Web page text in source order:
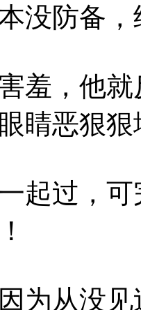
防备，
，他就
睛恶狠
过，可
从没见